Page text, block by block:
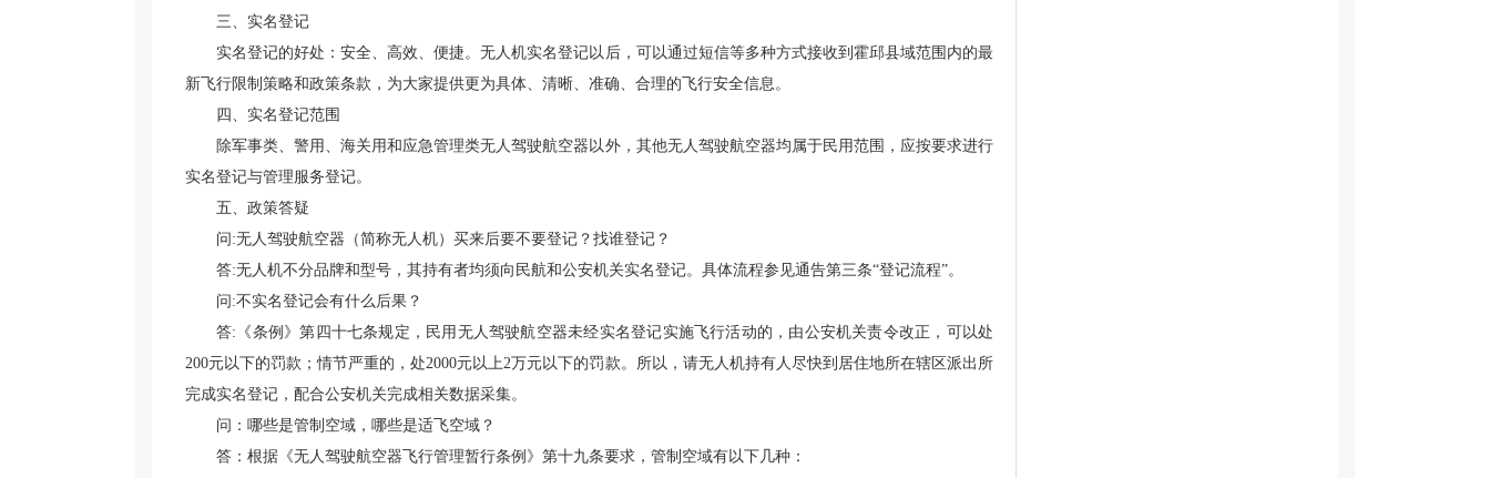
三、实名登记
实名登记的好处：安全、高效、便捷。无人机实名登记以后，可以通过短信等多种方式接收到霍邱县域范围内的最
新飞行限制策略和政策条款，为大家提供更为具体、清晰、准确、合理的飞行安全信息。
四、实名登记范围
除军事类、警用、海关用和应急管理类无人驾驶航空器以外，其他无人驾驶航空器均属于民用范围，应按要求进行
实名登记与管理服务登记。
五、政策答疑
问:无人驾驶航空器（简称无人机）买来后要不要登记？找谁登记？
答:无人机不分品牌和型号，其持有者均须向民航和公安机关实名登记。具体流程参见通告第三条“登记流程”。
问:不实名登记会有什么后果？
答:《条例》第四十七条规定，民用无人驾驶航空器未经实名登记实施飞行活动的，由公安机关责令改正，可以处
200元以下的罚款；情节严重的，处2000元以上2万元以下的罚款。所以，请无人机持有人尽快到居住地所在辖区派出所
完成实名登记，配合公安机关完成相关数据采集。
问：哪些是管制空域，哪些是适飞空域？
答：根据《无人驾驶航空器飞行管理暂行条例》第十九条要求，管制空域有以下几种：